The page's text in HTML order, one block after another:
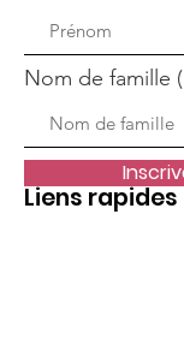
Nom de famille
Liens rapides